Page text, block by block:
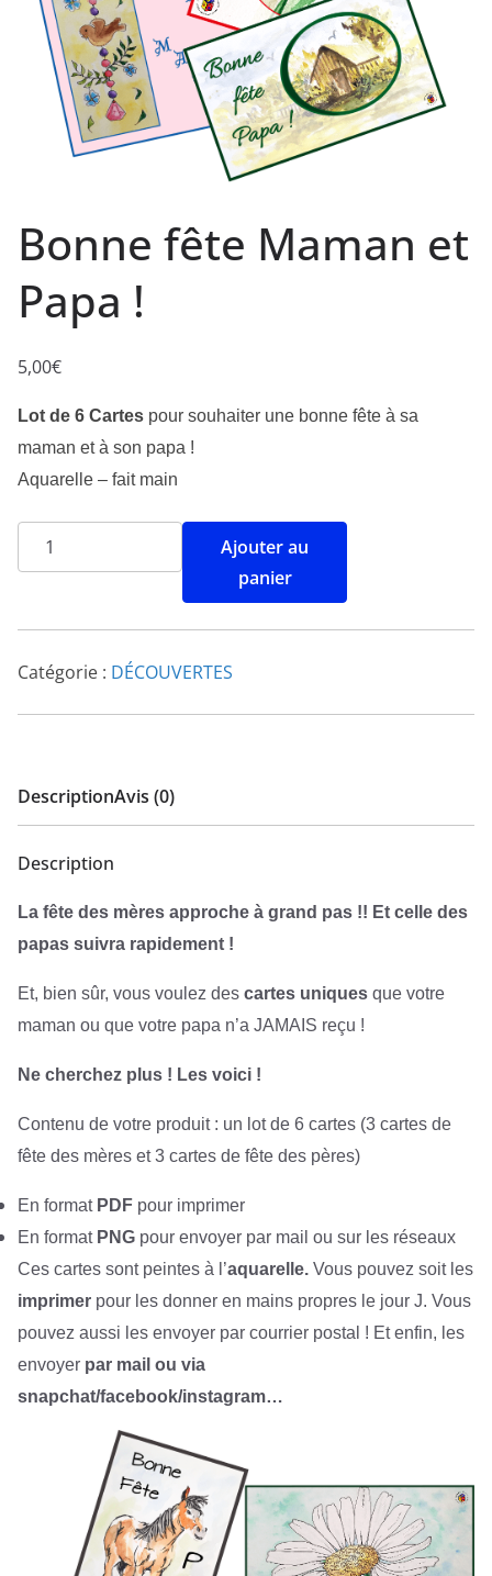
Bonne fête Maman et
Papa !
5,00€
Lot de 6 Cartes pour souhaiter une bonne fête à sa
maman et à son papa !
Aquarelle – fait main
Ajouter au
panier
Catégorie : DÉCOUVERTES
DescriptionAvis (0)
Description
La fête des mères approche à grand pas !! Et celle des
papas suivra rapidement !
Et, bien sûr, vous voulez des cartes uniques que votre
maman ou que votre papa n’a JAMAIS reçu !
Ne cherchez plus ! Les voici !
Contenu de votre produit : un lot de 6 cartes (3 cartes de
fête des mères et 3 cartes de fête des pères)
En format PDF pour imprimer
En format PNG pour envoyer par mail ou sur les réseaux
Ces cartes sont peintes à l’aquarelle. Vous pouvez soit les
imprimer pour les donner en mains propres le jour J. Vous
pouvez aussi les envoyer par courrier postal ! Et enfin, les
envoyer par mail ou via
snapchat/facebook/instagram…